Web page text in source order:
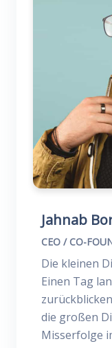
Jahnab
CEO / CO-
Die kleinen
Einen Tag
die großen
Misserfolge